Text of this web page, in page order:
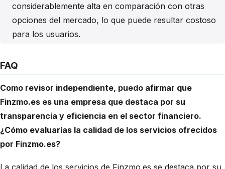
considerablemente alta en comparación con otras
opciones del mercado, lo que puede resultar costoso
para los usuarios.
FAQ
Como revisor independiente, puedo afirmar que
Finzmo.es es una empresa que destaca por su
transparencia y eficiencia en el sector financiero.
¿Cómo evaluarías la calidad de los servicios ofrecidos
por Finzmo.es?